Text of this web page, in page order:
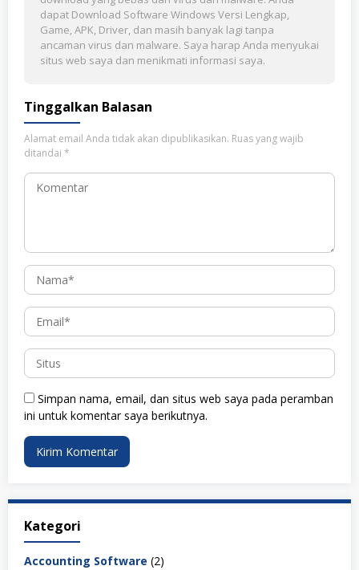
dapat Download Software Windows Versi Lengkap,
Game, APK, Driver, dan masih banyak lagi tanpa
ancaman virus dan malware. Saya harap Anda menyukai
situs web saya dan menikmati informasi saya.
Tinggalkan Balasan
Alamat email Anda tidak akan dipublikasikan. Ruas yang wajib
ditandai *
Simpan nama, email, dan situs web saya pada peramban
ini untuk komentar saya berikutnya.
Kategori
Accounting Software (2)